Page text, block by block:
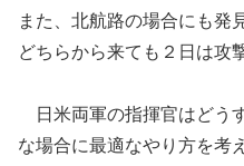
また、北航路の場合にも発
どちらから来ても２日は攻
日米両軍の指揮官はどう
な場合に最適なやり方を考